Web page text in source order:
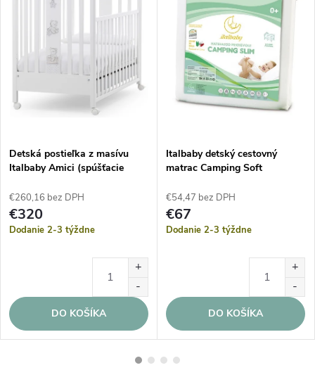
Detská postieľka z masívu
Italbaby Amici (spúšťacie
€260,16 bez DPH
€320
Dodanie 2-3 týždne
DO KOŠÍKA
Italbaby detský cestovný
matrac Camping Soft
€54,47 bez DPH
€67
Dodanie 2-3 týždne
DO KOŠÍKA